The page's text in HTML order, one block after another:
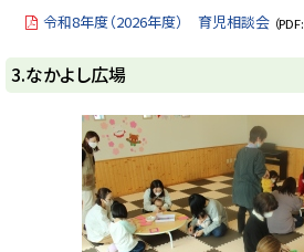
令和8年度（2026年度） 育児相談会 （
ト
ッ
3.なかよし広場